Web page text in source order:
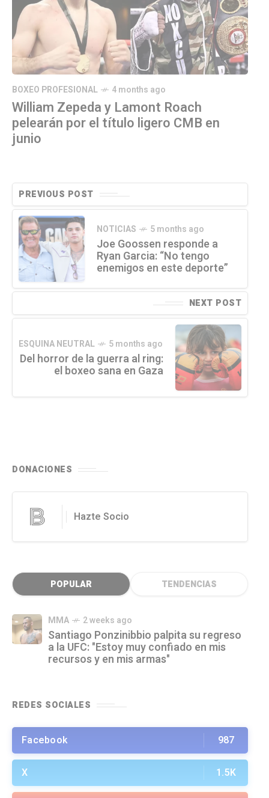
BOXEO PROFESIONAL 4 months ago
William Zepeda y Lamont Roach
pelearán por el título ligero CMB en
junio
PREVIOUS POST
NOTICIAS 5 months ago
Joe Goossen responde a
Ryan Garcia: “No tengo
enemigos en este deporte”
NEXT POST
ESQUINA NEUTRAL 5 months ago
Del horror de la guerra al ring:
el boxeo sana en Gaza
DONACIONES
Hazte Socio
POPULAR TENDENCIAS
MMA 2 weeks ago
Santiago Ponzinibbio palpita su regreso
a la UFC: "Estoy muy confiado en mis
recursos y en mis armas"
REDES SOCIALES
Facebook 987
X 1.5K